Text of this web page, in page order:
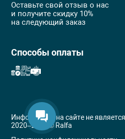
Оставьте свой отзыв о нас
и получите скидку 10%
на следующий заказ
Способы оплаты
Информация на сайте не
2020–2026 ©Ralfa